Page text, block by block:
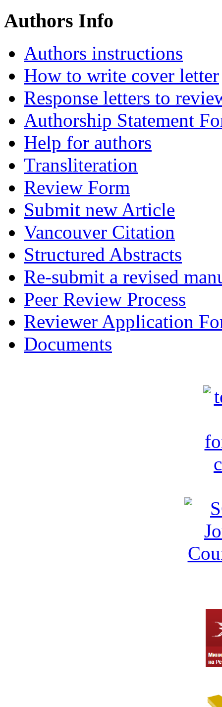
Authors Info
Authors instructions
How to write cover letter
Response letters to
Authorship Statement
Help for authors
Transliteration
Review Form
Submit new Article
Vancouver Citation
Structured Abstracts
Re-submit a revised
Peer Review Process
Reviewer Application
Documents